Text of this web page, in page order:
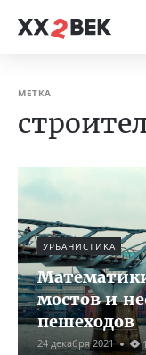
МЕТКА
УРБАНИСТИКА
мостов и
пешеходов
24 декабря 2021